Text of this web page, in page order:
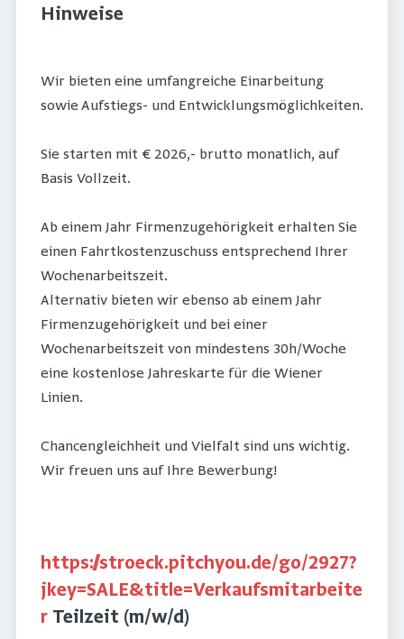
Hinweise
Wir bieten eine umfangreiche Einarbeitung
sowie Aufstiegs- und Entwicklungsmöglichkeiten.
Sie starten mit € 2026,- brutto monatlich, auf
Basis Vollzeit.
Ab einem Jahr Firmenzugehörigkeit erhalten Sie
einen Fahrtkostenzuschuss entsprechend Ihrer
Wochenarbeitszeit.
Alternativ bieten wir ebenso ab einem Jahr
Firmenzugehörigkeit und bei einer
Wochenarbeitszeit von mindestens 30h/Woche
eine kostenlose Jahreskarte für die Wiener
Linien.
Chancengleichheit und Vielfalt sind uns wichtig.
Wir freuen uns auf Ihre Bewerbung!
https://stroeck.pitchyou.de/go/2927?
jkey=SALE&title=Verkaufsmitarbeite
r Teilzeit (m/w/d)